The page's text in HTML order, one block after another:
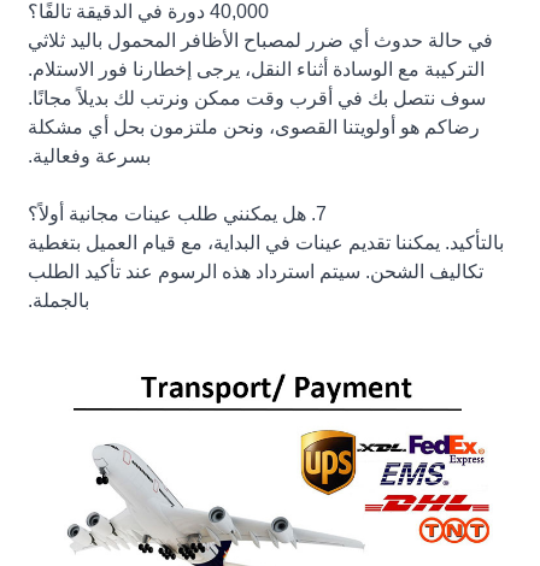
40,000 دورة في الدقيقة تالفًا؟
في حالة حدوث أي ضرر لمصباح الأظافر المحمول باليد ثلاثي
التركيبة مع الوسادة أثناء النقل، يرجى إخطارنا فور الاستلام.
سوف نتصل بك في أقرب وقت ممكن ونرتب لك بديلاً مجانًا.
رضاكم هو أولويتنا القصوى، ونحن ملتزمون بحل أي مشكلة
بسرعة وفعالية.
7. هل يمكنني طلب عينات مجانية أولاً؟
بالتأكيد. يمكننا تقديم عينات في البداية، مع قيام العميل بتغطية
تكاليف الشحن. سيتم استرداد هذه الرسوم عند تأكيد الطلب
بالجملة.